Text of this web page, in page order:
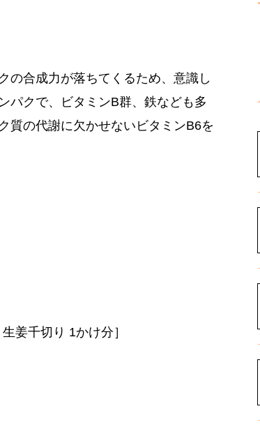
の合成力が落ちてくるため、意識し
パクで、ビタミンB群、鉄なども多
質の代謝に欠かせないビタミンB6を
千切り 1かけ分］